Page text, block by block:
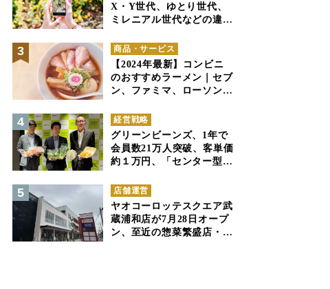
X・Y世代、ゆとり世代、
ミレニアル世代などの違い
商品・サービス
【2024年最新】コンビニ
のおすすめラーメン｜セブ
ン、ファミマ、ローソンの
経営戦略
グリーンビーンズ、1年で
会員数21万人突破、客単価
約１万円、「センター型の
も成立できるか
店舗運営
ヤオコーロッテスクエア武
蔵浦和店が7月28日オープ
ン、至近の惣菜繁盛店・武